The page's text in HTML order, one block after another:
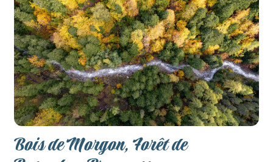
Bois de Morgon, Forêt de